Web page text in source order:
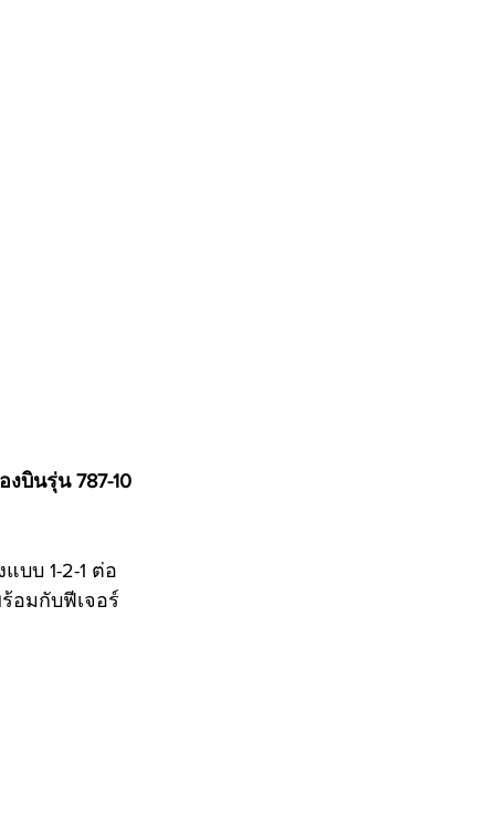
บินรุ่น 787-10
บบ 1-2-1 ต่อ
อมกับฟีเจอร์